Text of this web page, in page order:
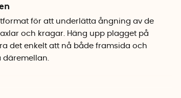
för att underlätta ångning av de
och kragar. Häng upp plagget på
det enkelt att nå både framsida och